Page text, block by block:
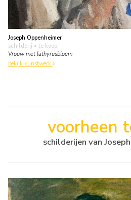
Joseph Oppenheimer
schilderij • te koop
Vrouw met lathyrusbloem
bekijk kunstwerk
voorheen
schilderijen van